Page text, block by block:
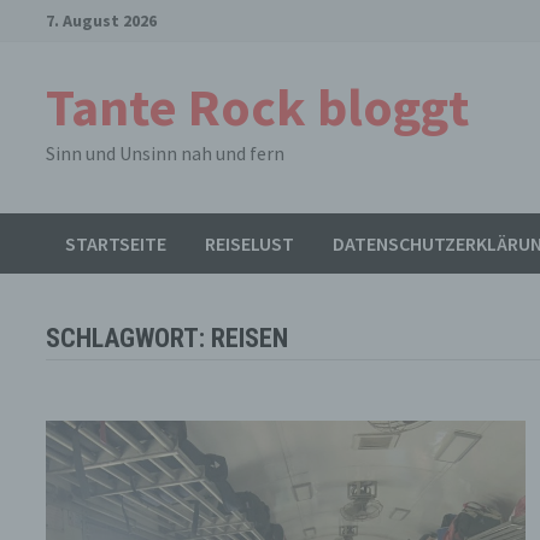
7. August 2026
Tante Rock bloggt
Sinn und Unsinn nah und fern
STARTSEITE REISELUST
SCHLAGWORT: REISEN